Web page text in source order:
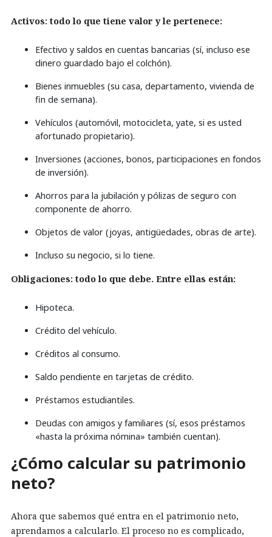
Activos: todo lo que tiene valor y le pertenece:
Efectivo y saldos en cuentas bancarias (sí, incluso ese
dinero guardado bajo el colchón).
Bienes inmuebles (su casa, departamento, vivienda de
fin de semana).
Vehículos (automóvil, motocicleta, yate, si es usted
afortunado propietario).
Inversiones (acciones, bonos, participaciones en fondos
de inversión).
Ahorros para la jubilación y pólizas de seguro con
componente de ahorro.
Objetos de valor (joyas, antigüedades, obras de arte).
Incluso su negocio, si lo tiene.
Obligaciones: todo lo que debe. Entre ellas están:
Hipoteca.
Crédito del vehículo.
Créditos al consumo.
Saldo pendiente en tarjetas de crédito.
Préstamos estudiantiles.
Deudas con amigos y familiares (sí, esos préstamos
«hasta la próxima nómina» también cuentan).
¿Cómo calcular su patrimonio
neto?
Ahora que sabemos qué entra en el patrimonio neto,
aprendamos a calcularlo. El proceso no es complicado,